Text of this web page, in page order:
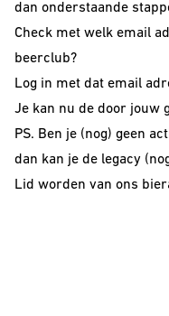
dan onderstaande
Check met welk email
beerclub?
Log in met dat email
Je kan nu de door jouw
PS. Ben je (nog) geen
dan kan je de legacy
Lid worden van ons